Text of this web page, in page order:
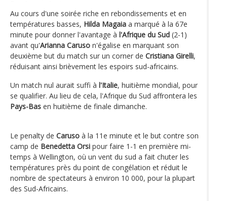
Au cours d'une soirée riche en rebondissements et en
températures basses, Hilda Magaia a marqué à la 67e
minute pour donner l'avantage à l'Afrique du Sud (2-1)
avant qu'Arianna Caruso n'égalise en marquant son
deuxième but du match sur un corner de Cristiana Girelli,
réduisant ainsi brièvement les espoirs sud-africains.
Un match nul aurait suffi à l'Italie, huitième mondial, pour
se qualifier. Au lieu de cela, l'Afrique du Sud affrontera les
Pays-Bas en huitième de finale dimanche.
Le penalty de Caruso à la 11e minute et le but contre son
camp de Benedetta Orsi pour faire 1-1 en première mi-
temps à Wellington, où un vent du sud a fait chuter les
températures près du point de congélation et réduit le
nombre de spectateurs à environ 10 000, pour la plupart
des Sud-Africains.